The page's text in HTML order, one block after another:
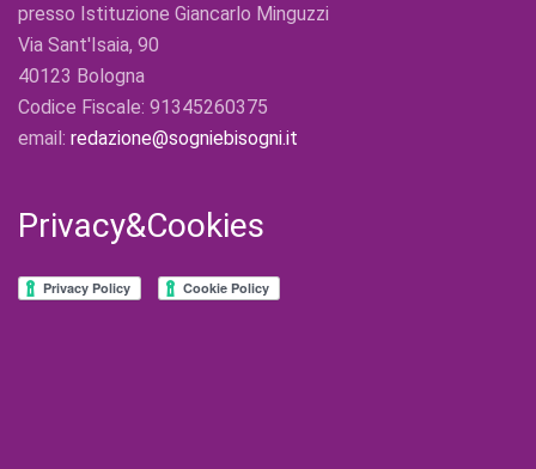
presso Istituzione Giancarlo Minguzzi
Via Sant'Isaia, 90
40123 Bologna
Codice Fiscale: 91345260375
email: redazione@sogniebisogni.it
Privacy&Cookies